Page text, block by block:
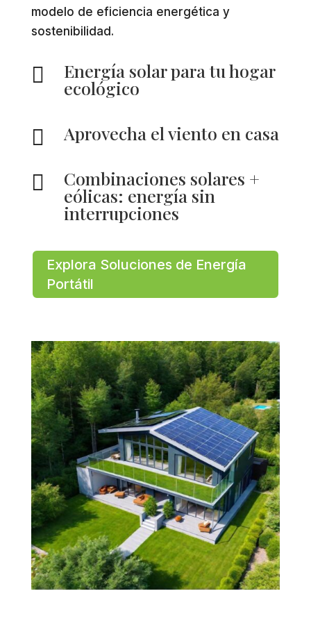
modelo de eficiencia energética y
sostenibilidad.
 Energía solar para tu hogar
ecológico
 Aprovecha el viento en casa
 Combinaciones solares +
eólicas: energía sin
interrupciones
Explora Soluciones de Energía
Portátil